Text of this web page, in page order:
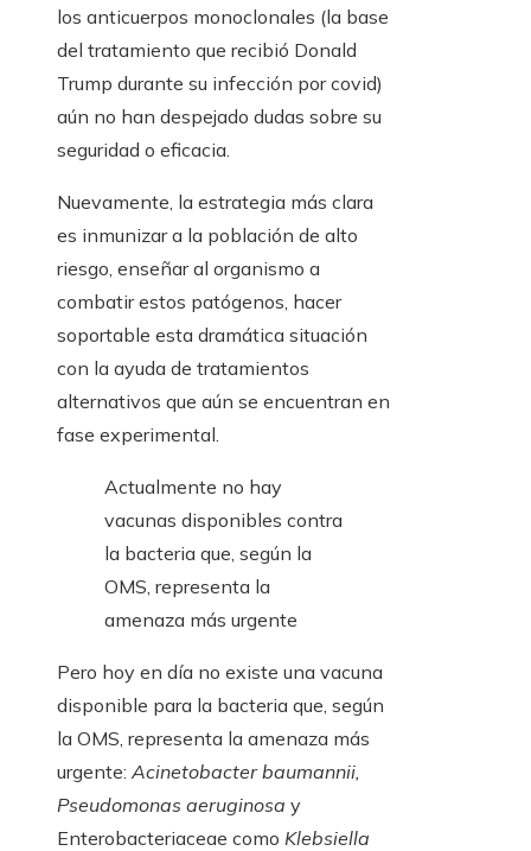
los anticuerpos monoclonales (la base
del tratamiento que recibió Donald
Trump durante su infección por covid)
aún no han despejado dudas sobre su
seguridad o eficacia.
Nuevamente, la estrategia más clara
es inmunizar a la población de alto
riesgo, enseñar al organismo a
combatir estos patógenos, hacer
soportable esta dramática situación
con la ayuda de tratamientos
alternativos que aún se encuentran en
fase experimental.
Actualmente no hay
vacunas disponibles contra
la bacteria que, según la
OMS, representa la
amenaza más urgente
Pero hoy en día no existe una vacuna
disponible para la bacteria que, según
la OMS, representa la amenaza más
urgente: Acinetobacter baumannii,
Pseudomonas aeruginosa y
Enterobacteriaceae como Klebsiella